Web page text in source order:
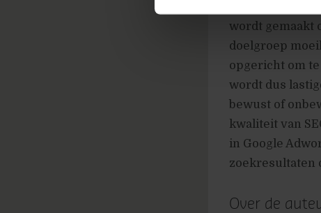
wordt gemaakt
doelgroep
opgericht om
wordt dus
bewust of
kwaliteit van
in Google
zoekresultaten
Over de